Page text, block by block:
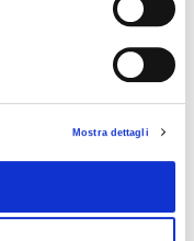
Mostra dettagli
integrato di
Padova.